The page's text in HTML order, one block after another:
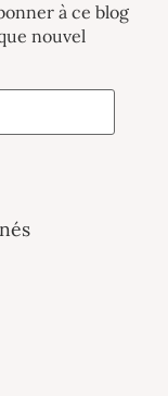
à ce blog
nouvel